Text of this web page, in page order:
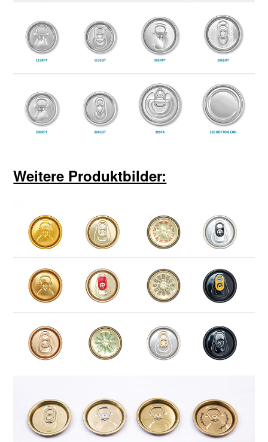
Weitere Produktbilder: